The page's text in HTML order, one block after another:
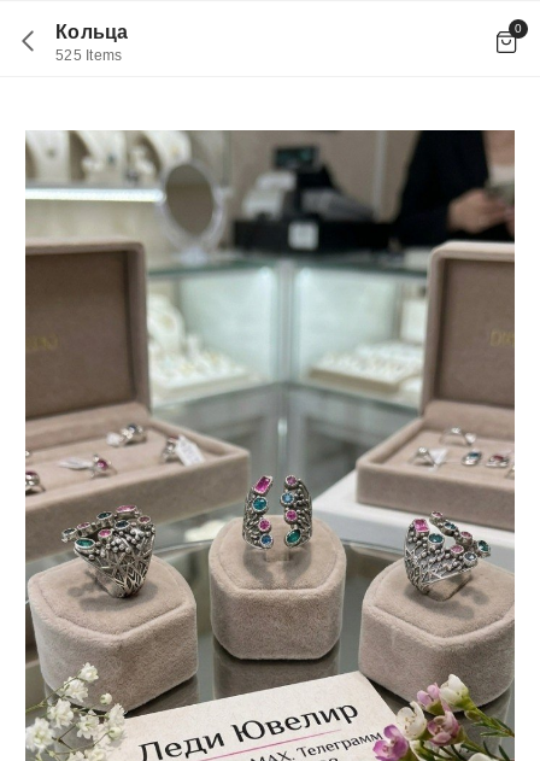
Кольца
525 Items
0